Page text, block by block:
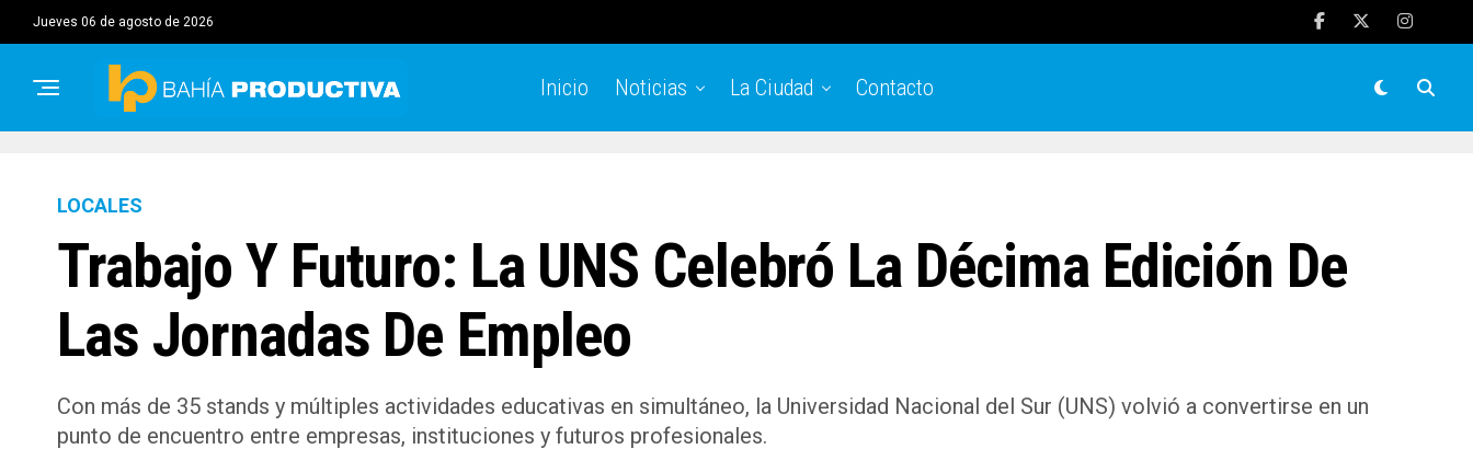
jueves 06 de agosto de 2026
Inicio Noticias La Ciudad Contacto
LOCALES
Trabajo Y Futuro: La UNS Celebró La Décima Edición De
Las Jornadas De Empleo
Con más de 35 stands y múltiples actividades educativas en simultáneo, la Universidad Nacional del Sur (UNS) volvió a convertirse en un
punto de encuentro entre empresas, instituciones y futuros profesionales.